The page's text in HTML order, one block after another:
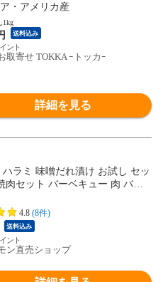
・アメリカ産
1kg
送料込み
取寄せ TOKKA ｰトッカｰ
詳細を見る
ハラミ 味噌だれ漬け お試し セッ
肉セット バーベキュー 肉 バー
ット BBQセット にく 焼肉特集
縄配送は別途送料追加)
4.8 (8件)
送料込み
ン直売ショップ